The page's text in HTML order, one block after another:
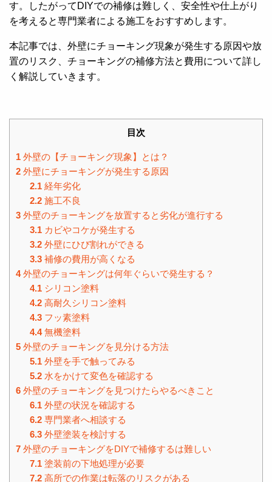
す。したがってDIYでの補修は難しく、安全性や仕上がり
を考えると専門業者による施工をおすすめします。
本記事では、外壁にチョーキング現象が発生する原因や放
置のリスク、チョーキングの補修方法と費用について詳し
く解説していきます。
目次
1 外壁の【チョーキング現象】とは？
2 外壁にチョーキングが発生する原因
2.1経年劣化
2.2施工不良
3 外壁のチョーキングを放置すると劣化が進行する
3.1カビやコケが発生する
3.2外壁にひび割れができる
3.3補修の費用が高くなる
4外壁のチョーキングは何年ぐらいで発生する？
4.1シリコン塗料
4.2高耐久シリコン塗料
4.3フッ素塗料
4.4無機塗料
5 外壁のチョーキングを見分ける方法
5.1外壁を手で触ってみる
5.2水をかけて変色を確認する
6 外壁のチョーキングを見つけたらやるべきこと
6.1外壁の状況を確認する
6.2専門業者へ相談する
6.3外壁塗装を検討する
7 外壁のチョーキングをDIYで補修するは難しい
7.1塗装前の下地処理が必要
7.2高所での作業は転落のリスクがある